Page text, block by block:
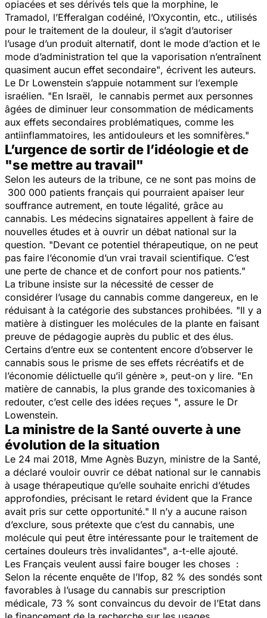
opiacées et ses dérivés tels que la morphine, le
Tramadol, l’Efferalgan codéiné, l’Oxycontin, etc., utilisés
pour le traitement de la douleur, il s’agit d’autoriser
l’usage d’un produit alternatif, dont le mode d’action et le
mode d’administration tel que la vaporisation n’entraînent
quasiment aucun effet secondaire", écrivent les auteurs.
Le Dr Lowenstein s’appuie notamment sur l’exemple
israélien. "En Israël, le cannabis permet aux personnes
âgées de diminuer leur consommation de médicaments
aux effets secondaires problématiques, comme les
antiinflammatoires, les antidouleurs et les somnifères."
L’urgence de sortir de l’idéologie et de
"se mettre au travail"
Selon les auteurs de la tribune, ce ne sont pas moins de
300 000 patients français qui pourraient apaiser leur
souffrance autrement, en toute légalité, grâce au
cannabis. Les médecins signataires appellent à faire de
nouvelles études et à ouvrir un débat national sur la
question. "Devant ce potentiel thérapeutique, on ne peut
pas faire l’économie d’un vrai travail scientifique. C’est
une perte de chance et de confort pour nos patients."
La tribune insiste sur la nécessité de cesser de
considérer l’usage du cannabis comme dangereux, en le
réduisant à la catégorie des substances prohibées. "Il y a
matière à distinguer les molécules de la plante en faisant
preuve de pédagogie auprès du public et des élus.
Certains d’entre eux se contentent encore d’observer le
cannabis sous le prisme de ses effets récréatifs et de
l’économie délictuelle qu’il génère », peut-on y lire. "En
matière de cannabis, la plus grande des toxicomanies à
redouter, c’est celle des idées reçues ", assure le Dr
Lowenstein.
La ministre de la Santé ouverte à une
évolution de la situation
Le 24 mai 2018, Mme Agnès Buzyn, ministre de la Santé,
a déclaré vouloir ouvrir ce débat national sur le cannabis
à usage thérapeutique qu’elle souhaite enrichi d’études
approfondies, précisant le retard évident que la France
avait pris sur cette opportunité." Il n’y a aucune raison
d’exclure, sous prétexte que c’est du cannabis, une
molécule qui peut être intéressante pour le traitement de
certaines douleurs très invalidantes", a-t-elle ajouté.
Les Français veulent aussi faire bouger les choses :
Selon la récente enquête de l’Ifop, 82 % des sondés sont
favorables à l’usage du cannabis sur prescription
médicale, 73 % sont convaincus du devoir de l’Etat dans